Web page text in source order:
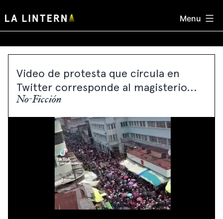
to
Menu
Video de protesta que circula en
Twitter corresponde al magisterio...
No-Ficción